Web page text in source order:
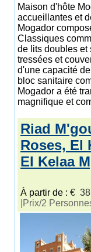
Maison d'hôte
accueillantes et
Mogador
Classiques
de lits doubles et
tressées et
d'une capacité
bloc sanitaire
Mogador a été
magnifique et
Riad
Roses, El
El Kelaa
À partir de : € 38
|Prix/2